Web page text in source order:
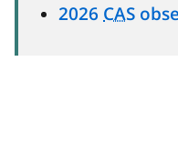
2026 CAS